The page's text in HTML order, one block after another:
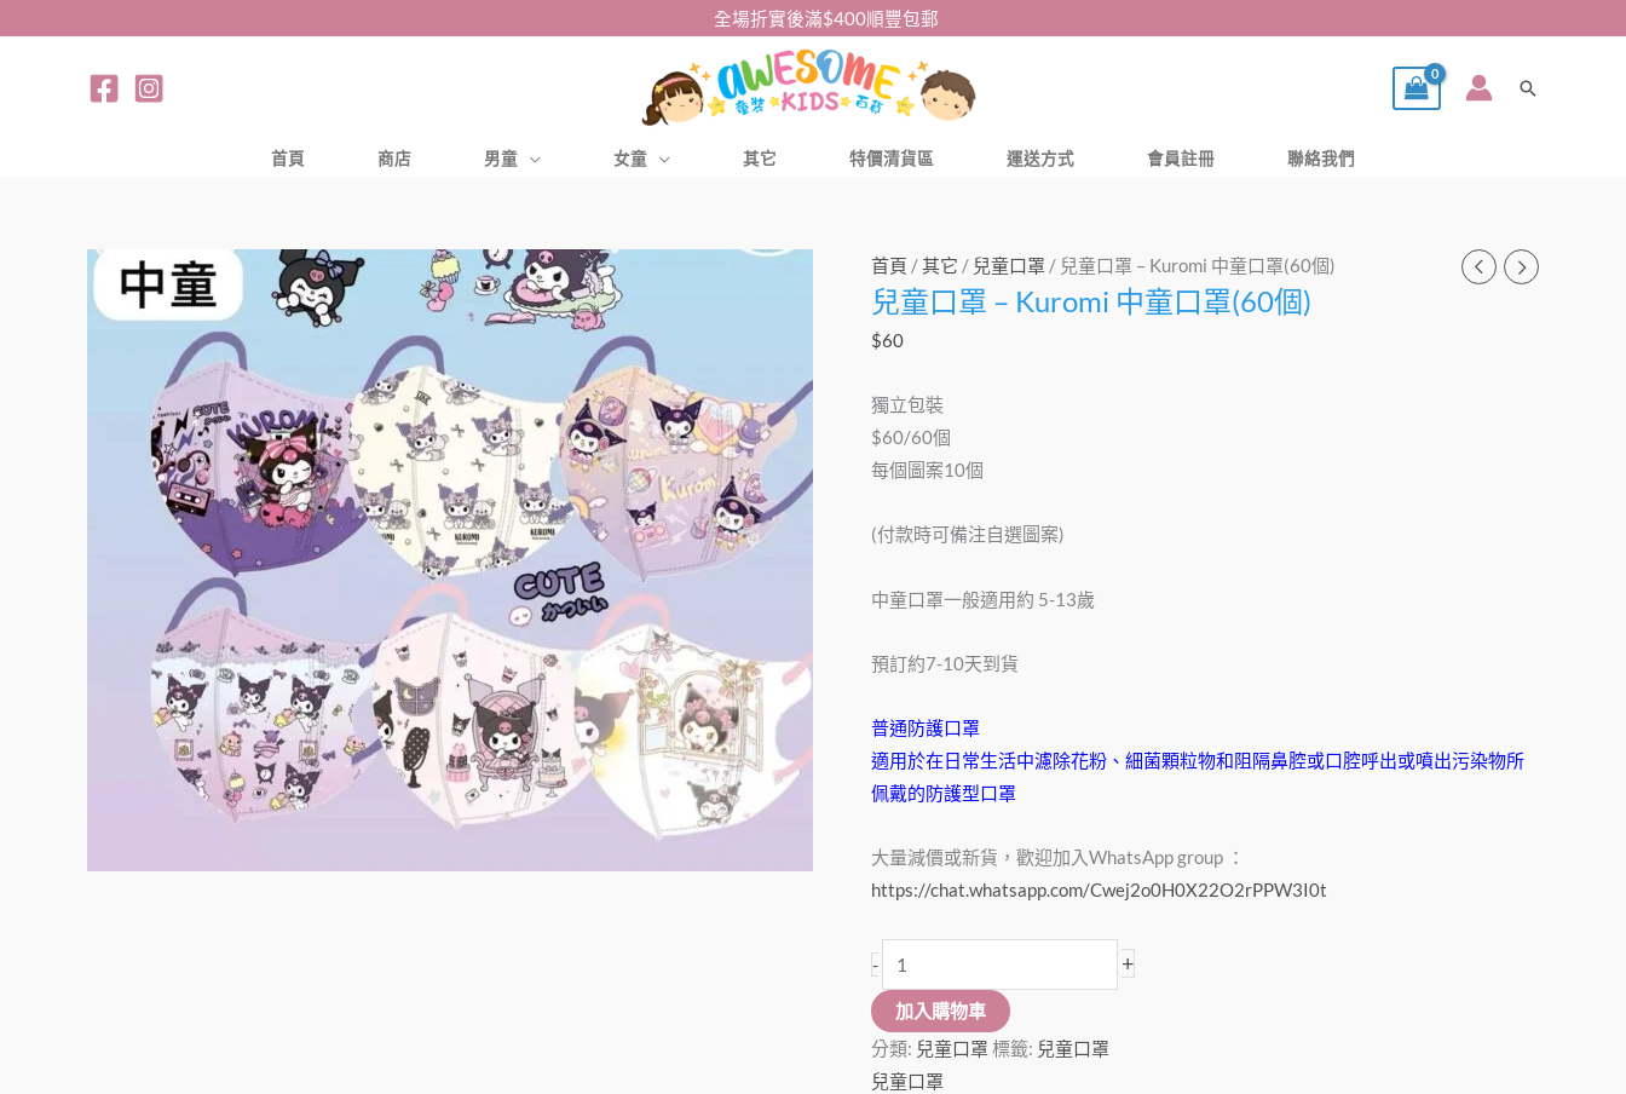
全場折實後滿$400順豐包郵
搜
首頁 商店 男童 女童 其它 特價清貨區 運送方式 會員註冊 聯絡我們
首頁 /其它 / 兒童口罩 / 兒童口罩 – Kuromi 中童口罩(60個)
兒童口罩 – Kuromi 中童口罩(60個)
$60
獨立包裝
$60/60個
每個圖案10個
(付款時可備注自選圖案)
中童口罩一般適用約 5-13歲
預訂約7-10天到貨
普通防護口罩
適用於在日常生活中濾除花粉、細菌顆粒物和阻隔鼻腔或口腔呼出或噴出污染物所
佩戴的防護型口罩
大量減價或新貨，歡迎加入WhatsApp group ：
https://chat.whatsapp.com/Cwej2o0H0X22O2rPPW3I0t
-
兒
童
口
–
Kuromi
中
口
(60
數
+
加入購物車
分類: 兒童口罩 標籤: 兒童口罩
兒童口罩